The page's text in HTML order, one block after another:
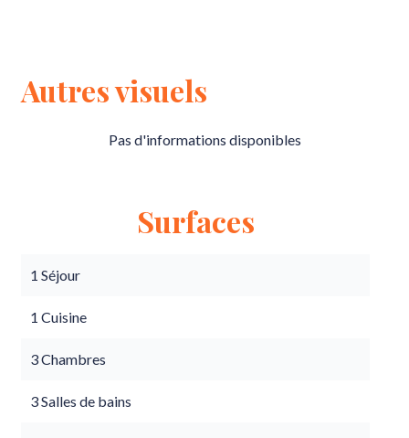
Autres visuels
Pas d'informations disponibles
Surfaces
1 Séjour
1 Cuisine
3 Chambres
3 Salles de bains